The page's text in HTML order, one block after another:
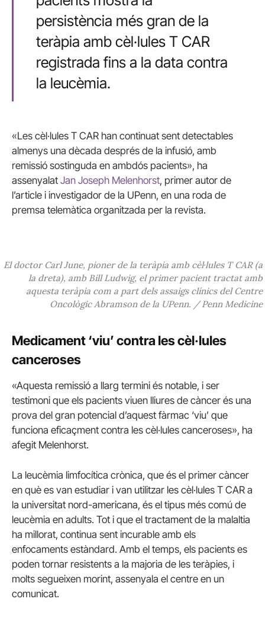
persistència més gran de la
teràpia amb cèl·lules T CAR
registrada fins a la data contra
la leucèmia.
«Les cèl·lules T CAR han continuat sent detectables
almenys una dècada després de la infusió, amb
remissió sostinguda en ambdós pacients», ha
assenyalat Jan Joseph Melenhorst, primer autor de
l’article i investigador de la UPenn, en una roda de
premsa telemàtica organitzada per la revista.
El doctor Carl June, pioner de la teràpia amb cèl·lules T CAR (a
la dreta), amb Bill Ludwig, el primer pacient tractat amb
aquesta teràpia com a part dels assaigs clínics del Centre
Oncològic Abramson de la UPenn. / Penn Medicine
Medicament ‘viu’ contra les cèl·lules
canceroses
«Aquesta remissió a llarg termini és notable, i ser
testimoni que els pacients viuen lliures de càncer és una
prova del gran potencial d’aquest fàrmac ‘viu’ que
funciona eficaçment contra les cèl·lules canceroses», ha
afegit Melenhorst.
La leucèmia limfocítica crònica, que és el primer càncer
en què es van estudiar i van utilitzar les cèl·lules T CAR a
la universitat nord-americana, és el tipus més comú de
leucèmia en adults. Tot i que el tractament de la malaltia
ha millorat, continua sent incurable amb els
enfocaments estàndard. Amb el temps, els pacients es
poden tornar resistents a la majoria de les teràpies, i
molts segueixen morint, assenyala el centre en un
comunicat.